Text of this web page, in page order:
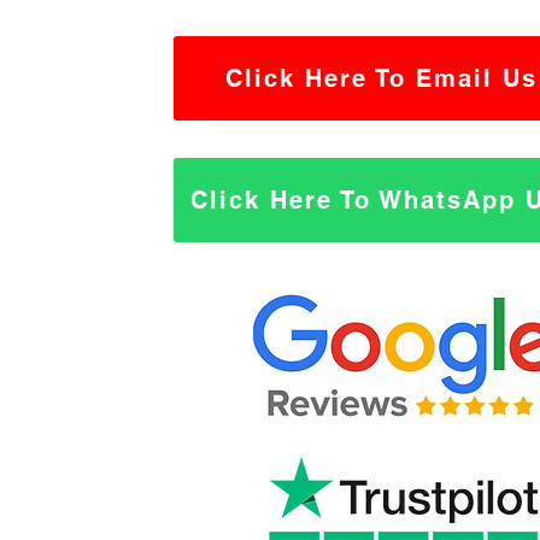
Click Here To Email Us
Click Here To WhatsApp